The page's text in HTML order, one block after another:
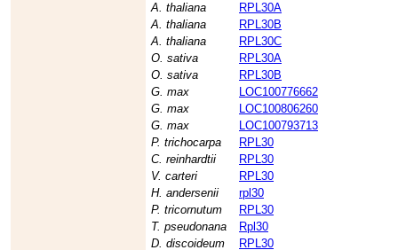
A. thaliana
RPL30A
A. thaliana
RPL30B
A. thaliana
RPL30C
O. sativa
RPL30A
O. sativa
RPL30B
G. max
LOC100776662
G. max
LOC100806260
G. max
LOC100793713
P. trichocarpa
RPL30
C. reinhardtii
RPL30
V. carteri
RPL30
H. andersenii
rpl30
P. tricornutum
RPL30
T. pseudonana
Rpl30
D. discoideum
RPL30